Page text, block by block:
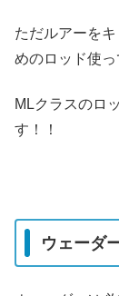
ただルアーを
めのロッド使っ
MLクラスのロ
す！！
ウェーダ